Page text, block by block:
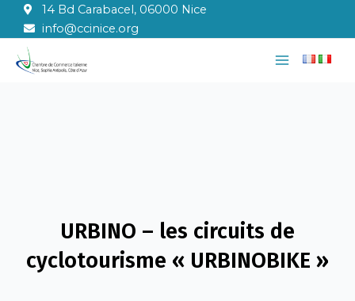
contenu
14 Bd Carabacel, 06000 Nice
info@ccinice.org
Main
URBINO – les circuits de
cyclotourisme « URBINOBIKE »